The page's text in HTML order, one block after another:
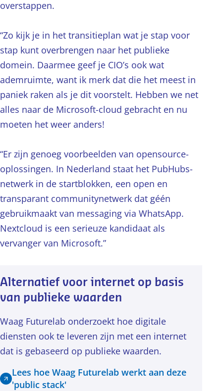
overstappen.
“Zo kijk je in het transitieplan wat je stap voor
stap kunt overbrengen naar het publieke
domein. Daarmee geef je CIO’s ook wat
ademruimte, want ik merk dat die het meest in
paniek raken als je dit voorstelt. Hebben we net
alles naar de Microsoft-cloud gebracht en nu
moeten het weer anders!
“Er zijn genoeg voorbeelden van opensource-
oplossingen. In Nederland staat het PubHubs-
netwerk in de startblokken, een open en
transparant communitynetwerk dat géén
gebruikmaakt van messaging via WhatsApp.
Nextcloud is een serieuze kandidaat als
vervanger van Microsoft.”
Alternatief voor internet op basis
van publieke waarden
Waag Futurelab onderzoekt hoe digitale
diensten ook te leveren zijn met een internet
dat is gebaseerd op publieke waarden.
Lees hoe Waag Futurelab werkt aan deze
'public stack'